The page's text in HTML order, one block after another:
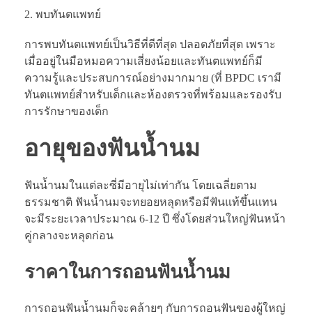
พบทันตแพทย์
การพบทันตแพทย์เป็นวิธีที่ดีที่สุด ปลอดภัยที่สุด เพราะ
เมื่ออยู่ในมือหมอความเสี่ยงน้อยและทันตแพทย์ก็มี
ความรู้และประสบการณ์อย่างมากมาย (ที่ BPDC เรามี
ทันตแพทย์สำหรับเด็กและห้องตรวจที่พร้อมและรองรับ
การรักษาของเด็ก
อายุของฟันน้ำนม
ฟันน้ำนมในแต่ละซี่มีอายุไม่เท่ากัน โดยเฉลี่ยตาม
ธรรมชาติ ฟันน้ำนมจะทยอยหลุดหรือมีฟันแท้ขึ้นแทน
จะมีระยะเวลาประมาณ 6-12 ปี ซึ่งโดยส่วนใหญ่ฟันหน้า
คู่กลางจะหลุดก่อน
ราคาในการถอนฟันน้ำนม
การถอนฟันน้ำนมก็จะคล้ายๆ กับการถอนฟันของผู้ใหญ่